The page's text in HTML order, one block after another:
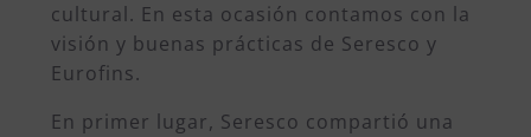
cultural. En esta ocasión contamos con la
visión y buenas prácticas de Seresco y
Eurofins.
En primer lugar, Seresco compartió una